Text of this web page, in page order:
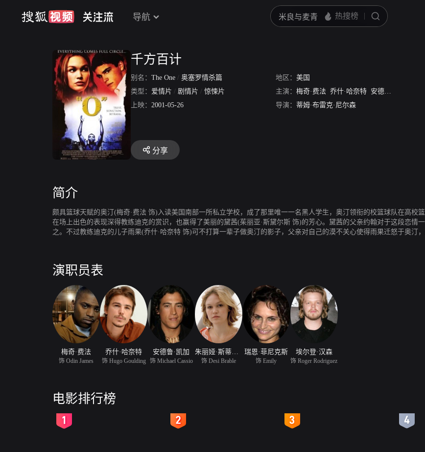
导航
千方百计
别名： The One / 奥塞罗情杀篇 地区： 美国
类型： 爱情片 / 剧情片 / 惊悚片 主演： 梅奇·费法 乔什·哈奈特 安德鲁·凯加
上映： 2001-05-26 导演： 蒂姆·布雷克·尼尔森
分享
简介
颇具篮球天赋的奥汀(梅奇·费法 饰)入读美国南部一所私立学校，成了那里唯一一名黑人学生，奥汀领衔的校篮球队在高校
在场上出色的表现深得教练迪克的赏识，也赢得了美丽的黛茜(茱丽亚·斯黛尔斯 饰)的芳心。黛茜的父亲约翰对于这段恋情
之。不过教练迪克的儿子雨果(乔什·哈奈特 饰)可不打算一辈子做奥汀的影子，父亲对自己的漠不关心使得雨果迁怒于奥汀
演职员表
梅奇·费法
饰 Odin James
乔什·哈奈特
饰 Hugo Goulding
安德鲁·凯加
饰 Michael Cassio 饰 Desi Brable
瑞恩·菲尼克斯
饰 Emily
埃尔登·汉森
饰 Roger Rodriguez
电影排行榜